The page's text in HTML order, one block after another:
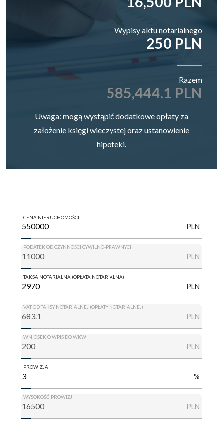
Wypisy aktu notarialnego
250 PLN
Razem
585,444.1 PLN
Uwaga: mogą wystąpić dodatkowe opłaty za
założenie księgi wieczystej oraz ustanowienie
hipoteki.
CENA NIERUCHOMOŚCI
PLN
PODATEK OD CZYNNOŚCI CYWILNO-PRAWNYCH
PLN
TAKSA NOTARIALNA (OPŁATA NOTARIALNA)
PLN
VAT OD TAKSY NOTARIALNEJ (OPŁATY NOTARIALNEJ)
PLN
WNIOSEK O WPIS DO WKW
PLN
PROWIZJA
%
WYSOKOŚĆ PROWIZJI
PLN